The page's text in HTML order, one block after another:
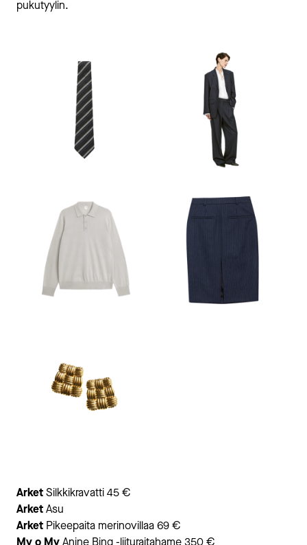
pukutyylin.
Arket Silkkikravatti 45 €
Arket Asu
Arket Pikeepaita merinovillaa 69 €